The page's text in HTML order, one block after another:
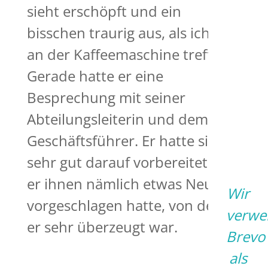
sieht erschöpft und ein
bisschen traurig aus, als ich ihn
an der Kaffeemaschine treffe.
Gerade hatte er eine
Besprechung mit seiner
Abteilungsleiterin und dem
Geschäftsführer. Er hatte sich
sehr gut darauf vorbereitet, weil
er ihnen nämlich etwas Neues
vorgeschlagen hatte, von dem
er sehr überzeugt war.
Wir
Brevo
als